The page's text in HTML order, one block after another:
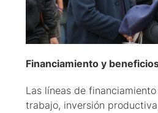
Financiamiento y
Las líneas de
trabajo, inversión